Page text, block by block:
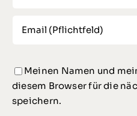
Meinen Namen und
diesem Browser für die
speichern.